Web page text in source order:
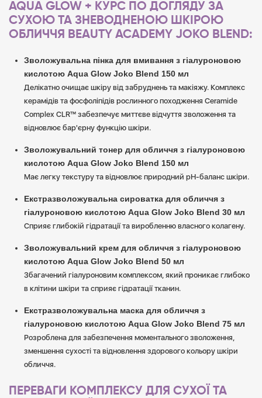
AQUA GLOW + КУРС ПО ДОГЛЯДУ ЗА
СУХОЮ ТА ЗНЕВОДНЕНОЮ ШКІРОЮ
ОБЛИЧЧЯ BEAUTY ACADEMY JOKO BLEND:
Зволожувальна пінка для вмивання з гіалуроновою
кислотою Aqua Glow Joko Blend 150 мл
Делікатно очищає шкіру від забруднень та макіяжу. Комплекс
керамідів та фосфоліпідів рослинного походження Ceramide
Complex CLR™ забезпечує миттєве відчуття зволоження та
відновлює бар'єрну функцію шкіри.
Зволожувальний тонер для обличчя з гіалуроновою
кислотою Aqua Glow Joko Blend 150 мл
Має легку текстуру та відновлює природний рН-баланс шкіри.
Екстразволожувальна сироватка для обличчя з
гіалуроновою кислотою Aqua Glow Joko Blend 30 мл
Сприяє глибокій гідратації та виробленню власного колагену.
Зволожувальний крем для обличчя з гіалуроновою
кислотою Aqua Glow Joko Blend 50 мл
Збагачений гіалуроновим комплексом, який проникає глибоко
в клітини шкіри та сприяє гідратації тканин.
Екстразволожувальна маска для обличчя з
гіалуроновою кислотою Aqua Glow Joko Blend 75 мл
Розроблена для забезпечення моментального зволоження,
зменшення сухості та відновлення здорового кольору шкіри
обличчя.
ПЕРЕВАГИ КОМПЛЕКСУ ДЛЯ СУХОЇ ТА